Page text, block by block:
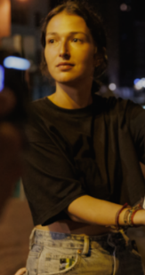
Campanyes